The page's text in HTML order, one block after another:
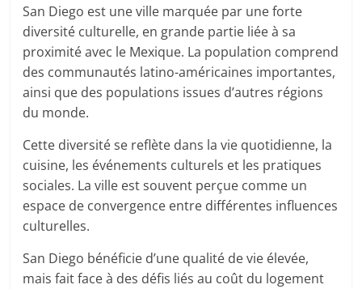
San Diego est une ville marquée par une forte
diversité culturelle, en grande partie liée à sa
proximité avec le Mexique. La population comprend
des communautés latino-américaines importantes,
ainsi que des populations issues d’autres régions
du monde.
Cette diversité se reflète dans la vie quotidienne, la
cuisine, les événements culturels et les pratiques
sociales. La ville est souvent perçue comme un
espace de convergence entre différentes influences
culturelles.
San Diego bénéficie d’une qualité de vie élevée,
mais fait face à des défis liés au coût du logement